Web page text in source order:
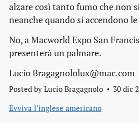
alzare così tanto fumo che non
neanche quando si accendono
No, a Macworld Expo San
presenterà un palmare.
Lucio Bragagnololux@mac.com
Posted by Lucio Bragagnolo 30 dic
Evviva l’inglese americano